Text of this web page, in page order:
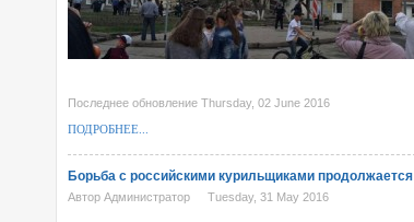
Последнее обновление Thursday, 02 June 2016
ПОДРОБНЕЕ...
Борьба с российскими курильщиками продолжается
Автор Администратор Tuesday, 31 May 2016